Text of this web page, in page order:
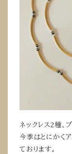
ネックレス2種、
今季はとにかく
ております。